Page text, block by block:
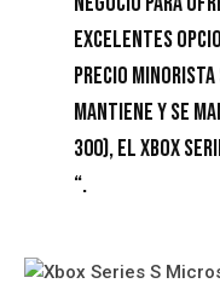
excelentes
precio minorista
mantiene y se
300), el Xbox
“.